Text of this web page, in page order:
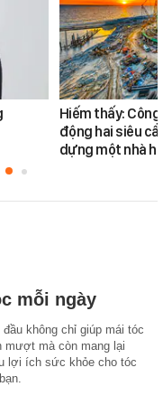
Hiếm thấy:
động hai siêu
dựng một nhà
mỗi ngày
đầu không chỉ giúp mái tóc
mượt mà còn mang lại
lợi ích sức khỏe cho tóc